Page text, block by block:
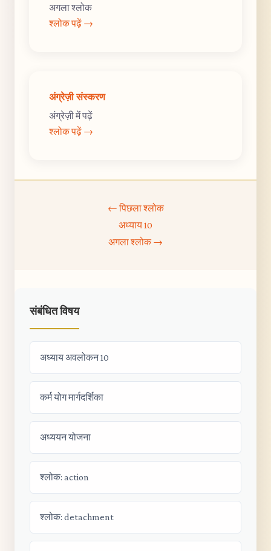
अगला श्लोक
श्लोक पढ़ें →
अंग्रेज़ी संस्करण
अंग्रेज़ी में पढ़ें
श्लोक पढ़ें →
← पिछला श्लोक
अध्याय 10
अगला श्लोक →
संबंधित विषय
अध्याय अवलोकन 10
कर्म योग मार्गदर्शिका
अध्ययन योजना
श्लोक: action
श्लोक: detachment